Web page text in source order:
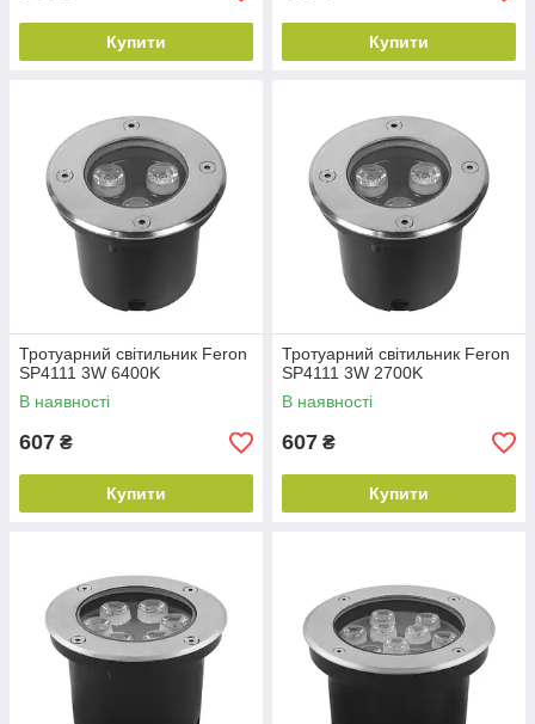
Купити Купити
Тротуарний світильник Feron
SP4111 3W 6400K
В наявності
607 ₴
Купити
Тротуарний світильник Feron
SP4111 3W 2700K
В наявності
607 ₴
Купити